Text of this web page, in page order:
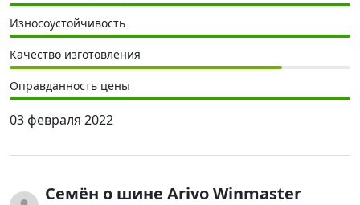
Износоустойчивость
Качество изготовления
Оправданность цены
03 февраля 2022
Семён о шине Arivo Winmaster